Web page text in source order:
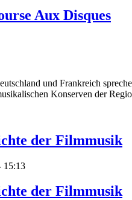
Aux Disques
und Frankreich
Konserven der
der Filmmusik
15:13
der Filmmusik